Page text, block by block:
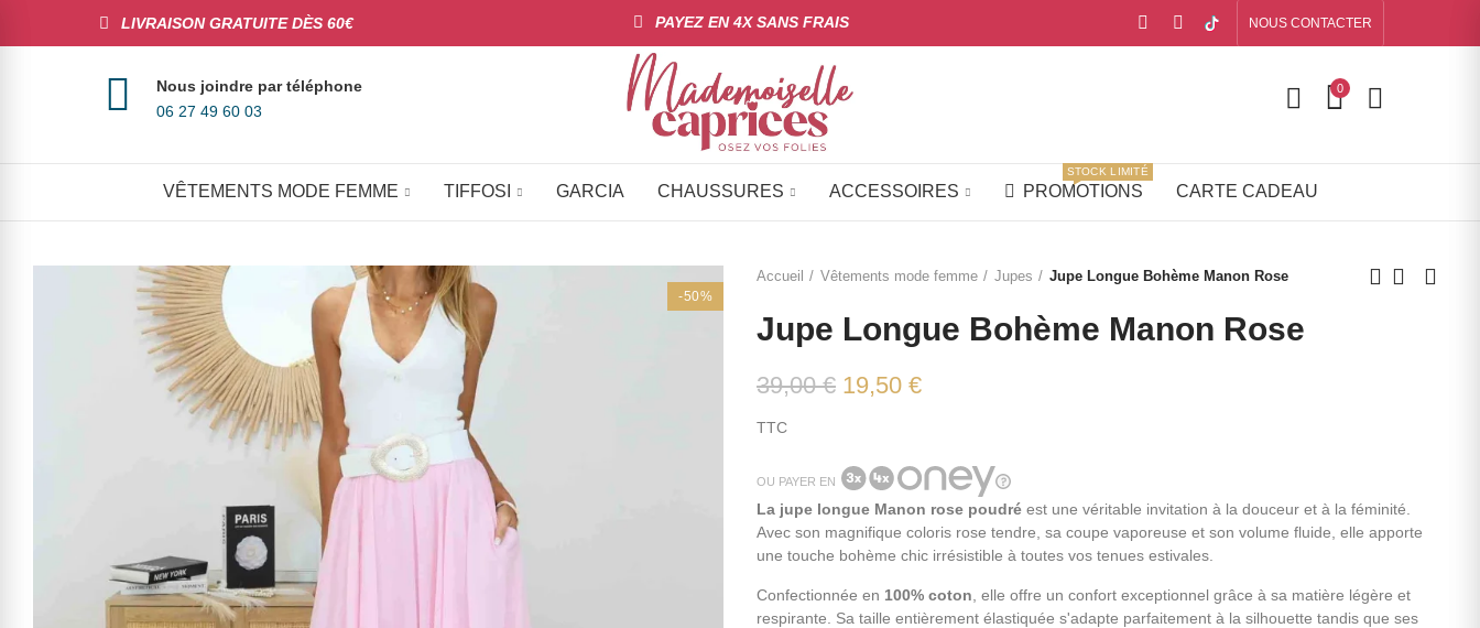
LIVRAISON GRATUITE DÈS 60€ PAYEZ EN 4X SANS FRAIS NOUS CONTACTER
Nous joindre par téléphone
06 27 49 60 03
0
VÊTEMENTS MODE FEMME TIFFOSI GARCIA CHAUSSURES ACCESSOIRES PROMOTIONS
STOCK LIMITÉ
CARTE CADEAU
-50%
Accueil Vêtements mode femme Jupes Jupe Longue Bohème Manon Rose
Jupe Longue Bohème Manon Rose
39,00 € 19,50 €
TTC
OU PAYER EN
La jupe longue Manon rose poudré est une véritable invitation à la douceur et à la féminité.
Avec son magnifique coloris rose tendre, sa coupe vaporeuse et son volume fluide, elle apporte
une touche bohème chic irrésistible à toutes vos tenues estivales.
Confectionnée en 100% coton , elle offre un confort exceptionnel grâce à sa matière légère et
respirante. Sa taille entièrement élastiquée s'adapte parfaitement à la silhouette tandis que ses